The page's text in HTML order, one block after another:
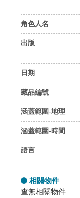
角色人名
出版
日期
藏品編號
涵蓋範圍-地理
涵蓋範圍-時間
語言
相關物件
查無相關物件